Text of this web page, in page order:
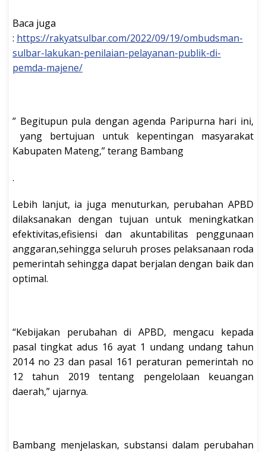
Baca juga
: https://rakyatsulbar.com/2022/09/19/ombudsman-
sulbar-lakukan-penilaian-pelayanan-publik-di-
pemda-majene/
” Begitupun pula dengan agenda Paripurna hari ini,
yang bertujuan untuk kepentingan masyarakat
Kabupaten Mateng,” terang Bambang
.
Lebih lanjut, ia juga menuturkan, perubahan APBD
dilaksanakan dengan tujuan untuk meningkatkan
efektivitas,efisiensi dan akuntabilitas penggunaan
anggaran,sehingga seluruh proses pelaksanaan roda
pemerintah sehingga dapat berjalan dengan baik dan
optimal.
“Kebijakan perubahan di APBD, mengacu kepada
pasal tingkat adus 16 ayat 1 undang undang tahun
2014 no 23 dan pasal 161 peraturan pemerintah no
12 tahun 2019 tentang pengelolaan keuangan
daerah,” ujarnya.
Bambang menjelaskan, substansi dalam perubahan